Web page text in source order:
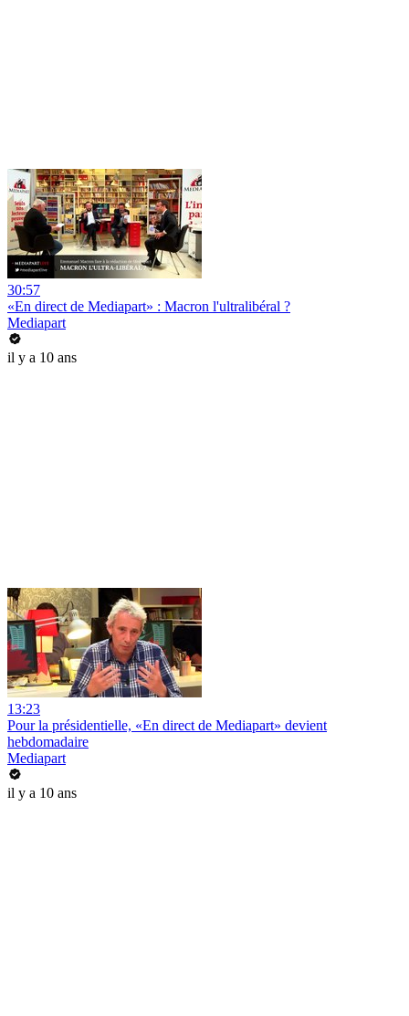
30:57
«En direct de Mediapart» : Macron l'ultralibéral ?
Mediapart
il y a 10 ans
13:23
Pour la présidentielle, «En direct de Mediapart» devient
hebdomadaire
Mediapart
il y a 10 ans